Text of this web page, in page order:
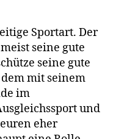
Sportart. Der
seine gute
seine gute
mit seinem
im
und
eher